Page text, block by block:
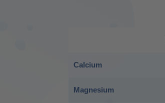
Calcium
Magnesium